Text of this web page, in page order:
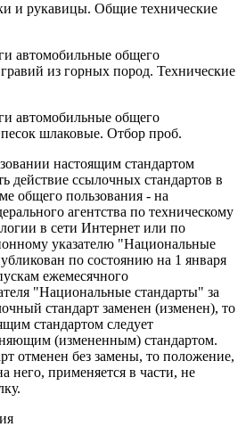
и рукавицы. Общие технические
автомобильные общего
из горных пород. Технические
автомобильные общего
шлаковые. Отбор проб.
настоящим стандартом
действие ссылочных стандартов в
общего пользования - на
агентства по техническому
в сети Интернет или по
указателю "Национальные
по состоянию на 1 января
ежемесячного
"Национальные стандарты" за
стандарт заменен (изменен), то
стандартом следует
(измененным) стандартом.
отменен без замены, то положение,
него, применяется в части, не